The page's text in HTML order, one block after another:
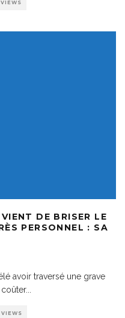
DE BRISER LE
PERSONNEL : SA
avoir traversé une grave
...
VIEWS